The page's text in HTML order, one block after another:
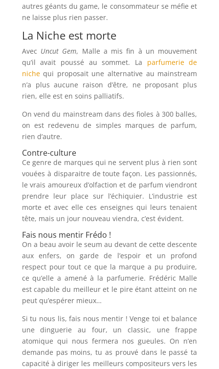
autres géants du game, le consommateur se méfie et
ne laisse plus rien passer.
La Niche est morte
Avec Uncut Gem, Malle a mis fin à un mouvement
qu’il avait poussé au sommet. La parfumerie de
nichequi proposait une alternative au mainstream
n’a plus aucune raison d’être, ne proposant plus
rien, elle est en soins palliatifs.
On vend du mainstream dans des fioles à 300 balles,
on est redevenu de simples marques de parfum,
rien d’autre.
Contre-culture
Ce genre de marques qui ne servent plus à rien sont
vouées à disparaitre de toute façon. Les passionnés,
le vrais amoureux d’olfaction et de parfum viendront
prendre leur place sur l’échiquier. L’industrie est
morte et avec elle ces enseignes qui leurs tenaient
tête, mais un jour nouveau viendra, c’est évident.
Fais nous mentir Frédo !
On a beau avoir le seum au devant de cette descente
aux enfers, on garde de l’espoir et un profond
respect pour tout ce que la marque a pu produire,
ce qu’elle a amené à la parfumerie. Frédéric Malle
est capable du meilleur et le pire étant atteint on ne
peut qu’espérer mieux…
Si tu nous lis, fais nous mentir ! Venge toi et balance
une dinguerie au four, un classic, une frappe
atomique qui nous fermera nos gueules. On n’en
demande pas moins, tu as prouvé dans le passé ta
capacité à diriger les meilleurs compositeurs vers les